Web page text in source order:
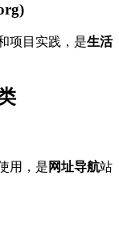
项目实践，是生活
用，是 网址导航站